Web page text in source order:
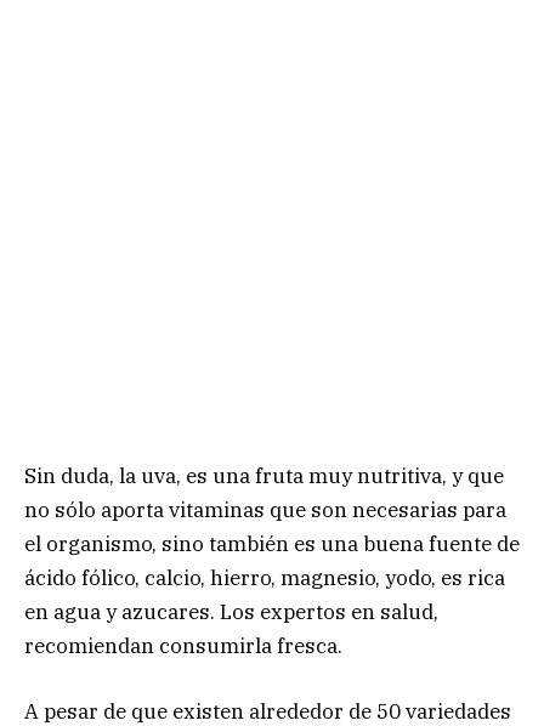
Sin duda, la uva, es una fruta muy nutritiva, y que
no sólo aporta vitaminas que son necesarias para
el organismo, sino también es una buena fuente de
ácido fólico, calcio, hierro, magnesio, yodo, es rica
en agua y azucares. Los expertos en salud,
recomiendan consumirla fresca.
A pesar de que existen alrededor de 50 variedades